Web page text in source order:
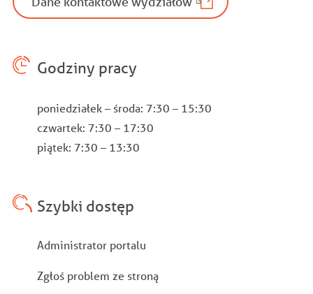
Godziny pracy
poniedziałek – środa: 7:30 – 15:30
czwartek: 7:30 – 17:30
piątek: 7:30 – 13:30
Szybki dostęp
Stopka
Administrator portalu
Zgłoś problem ze stroną